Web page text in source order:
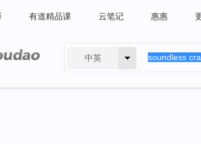
有道精品课 云笔记 惠惠
中英